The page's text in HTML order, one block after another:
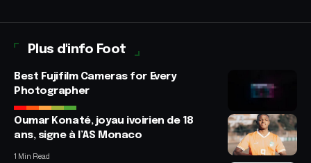
Plus d'info Foot
Best Fujifilm Cameras for Every
Photographer
Oumar Konaté, joyau ivoirien de 18
ans, signe à l’AS Monaco
1 Min Read